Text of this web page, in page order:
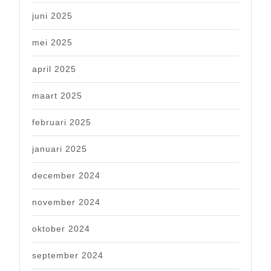
juni 2025
mei 2025
april 2025
maart 2025
februari 2025
januari 2025
december 2024
november 2024
oktober 2024
september 2024